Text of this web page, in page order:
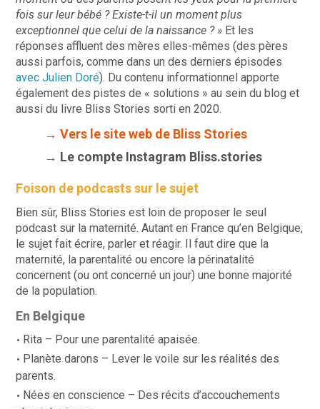
fois sur leur bébé ? Existe-t-il un moment plus
exceptionnel que celui de la naissance ? » Et les
réponses affluent des mères elles-mêmes (des pères
aussi parfois, comme dans un des derniers épisodes
avec Julien Doré). Du contenu informationnel apporte
également des pistes de « solutions » au sein du blog et
aussi du livre Bliss Stories sorti en 2020.
→ Vers le site web de Bliss Stories
→ Le compte Instagram Bliss.stories
Foison de podcasts sur le sujet
Bien sûr, Bliss Stories est loin de proposer le seul
podcast sur la maternité. Autant en France qu’en Belgique,
le sujet fait écrire, parler et réagir. Il faut dire que la
maternité, la parentalité ou encore la périnatalité
concernent (ou ont concerné un jour) une bonne majorité
de la population.
En Belgique
Rita – Pour une parentalité apaisée.
Planète darons – Lever le voile sur les réalités des
parents.
Nées en conscience – Des récits d’accouchements